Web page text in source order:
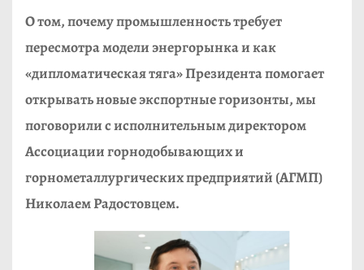
О том, почему промышленность требует
пересмотра модели энергорынка и как
«дипломатическая тяга» Президента помогает
открывать новые экспортные горизонты, мы
поговорили с исполнительным директором
Ассоциации горнодобывающих и
горнометаллургических предприятий (АГМП)
Николаем Радостовцем.